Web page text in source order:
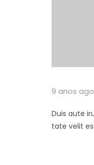
9 anos ago
Duis aute
tate velit